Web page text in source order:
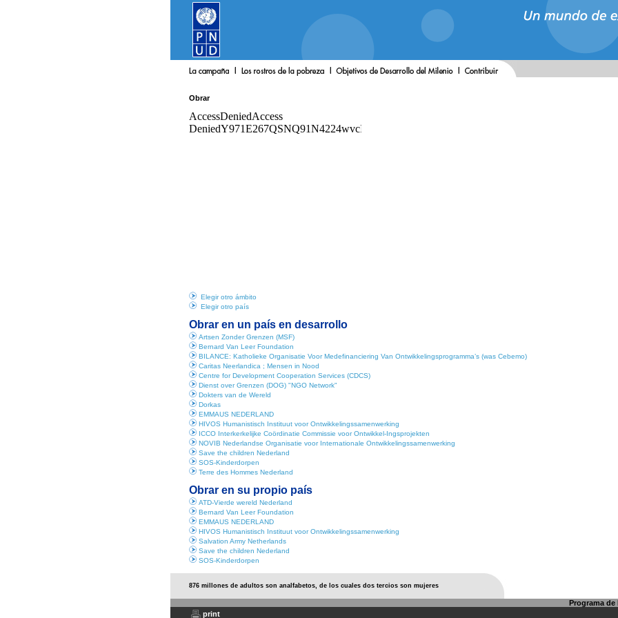
Obrar
Elegir otro ámbito
Elegir otro país
Obrar en un país en desarrollo
Artsen Zonder Grenzen (MSF)
Bernard Van Leer Foundation
BILANCE: Katholieke Organisatie Voor Medefinanciering Van Ontwikkelingsprogramma’s (was Cebemo)
Caritas Neerlandica ; Mensen in Nood
Centre for Development Cooperation Services (CDCS)
Dienst over Grenzen (DOG) "NGO Network"
Dokters van de Wereld
Dorkas
EMMAUS NEDERLAND
HIVOS Humanistisch Instituut voor Ontwikkelingssamenwerking
ICCO Interkerkelijke Coördinatie Commissie voor Ontwikkel-Ingsprojekten
NOVIB Nederlandse Organisatie voor Internationale Ontwikkelingssamenwerking
Save the children Nederland
SOS-Kinderdorpen
Terre des Hommes Nederland
Obrar en su propio país
ATD-Vierde wereld Nederland
Bernard Van Leer Foundation
EMMAUS NEDERLAND
HIVOS Humanistisch Instituut voor Ontwikkelingssamenwerking
Salvation Army Netherlands
Save the children Nederland
SOS-Kinderdorpen
876 millones de adultos son analfabetos, de los cuales dos tercios son mujeres
Programa de
print